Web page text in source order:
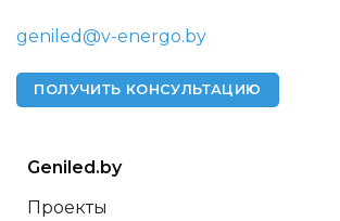
Geniled.by
Проекты
geniled@v-energo.by
ПОЛУЧИТЬ КОНСУЛЬТАЦИЮ